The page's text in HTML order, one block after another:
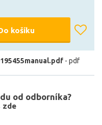
košíku
- pdf
od odborníka?
zde